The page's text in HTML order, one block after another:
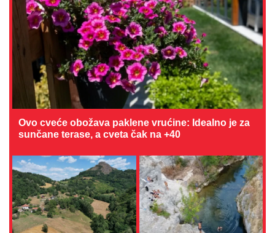
Ovo cveće obožava paklene vrućine: Idealno je za
sunčane terase, a cveta čak na +40